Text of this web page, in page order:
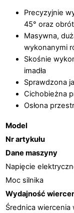
Precyzyjnie
45° oraz
Masywna,
wykonanymi
Skośnie
imadła
Sprawdzona
Cichobieżna
Osłona
Model
Nr artykułu
Dane maszyny
Napięcie
Moc silnika
Wydajność
Średnica wiercenia